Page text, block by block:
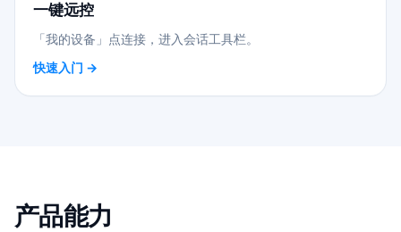
一键远控
「我的设备」点连接，进入会话工具栏。
快速入门 →
产品能力